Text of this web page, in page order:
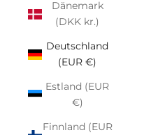
Dänemark
(DKK kr.)
Deutschland
(EUR €)
Estland (EUR
€)
Finnland (EUR